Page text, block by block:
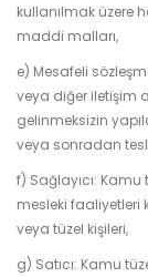
kullanılmak üzere
maddi malları,
e) Mesafeli
veya diğer iletişim
gelinmeksizin
veya sonradan
f) Sağlayıcı:
mesleki faaliyetleri
veya tüzel kişileri,
g) Satıcı: Kamu